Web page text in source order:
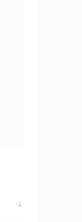
(3)